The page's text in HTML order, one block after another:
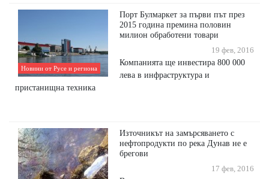
Новини от Русе и региона
Порт Булмаркет за първи път през
2015 година премина половин
милион обработени товари
19 фев, 2016
Компанията ще инвестира 800 000
лева в инфраструктура и
пристанищна техника
Източникът на замърсяването с
нефтопродукти по река Дунав не е
брегови
17 фев, 2016